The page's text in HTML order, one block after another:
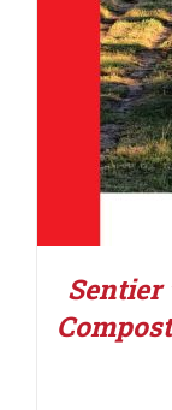
Sentier